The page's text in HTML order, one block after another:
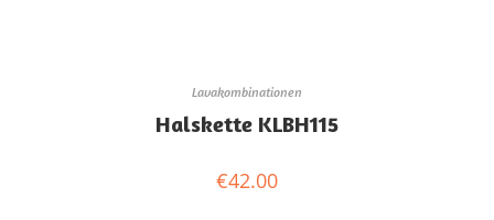
Lavakombinationen
Halskette KLBH115
€42.00